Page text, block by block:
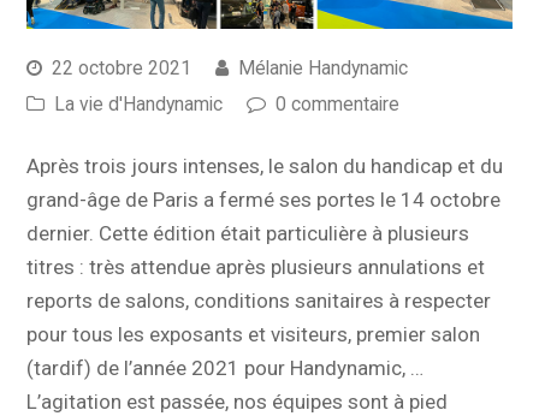
22 octobre 2021
Mélanie Handynamic
La vie d'Handynamic
0 commentaire
Après trois jours intenses, le salon du handicap et du
grand-âge de Paris a fermé ses portes le 14 octobre
dernier. Cette édition était particulière à plusieurs
titres : très attendue après plusieurs annulations et
reports de salons, conditions sanitaires à respecter
pour tous les exposants et visiteurs, premier salon
(tardif) de l’année 2021 pour Handynamic, …
L’agitation est passée, nos équipes sont à pied